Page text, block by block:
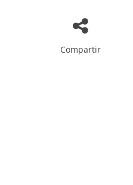
Compartir